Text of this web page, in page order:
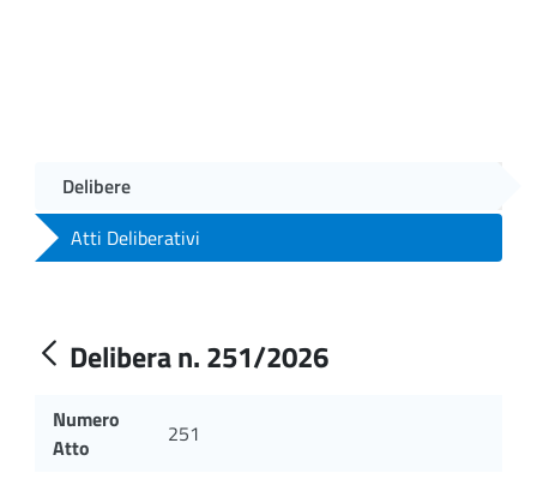
Delibere
Atti Deliberativi
Delibera n. 251/2026
Numero
Atto
251